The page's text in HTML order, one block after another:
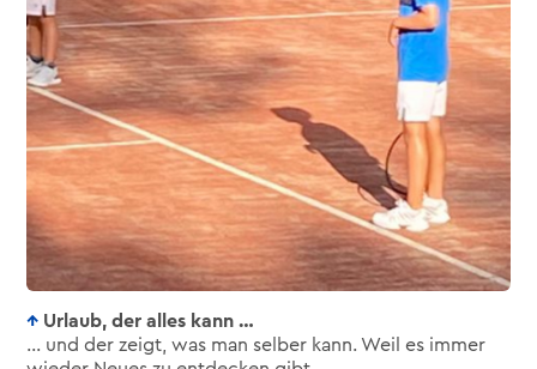
Urlaub, der alles kann …
… und der zeigt, was man selber kann. Weil es immer